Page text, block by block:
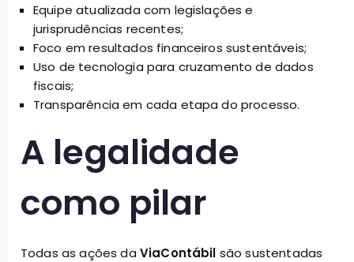
Equipe atualizada com legislações e
jurisprudências recentes;
Foco em resultados financeiros sustentáveis;
Uso de tecnologia para cruzamento de dados
fiscais;
Transparência em cada etapa do processo.
A legalidade
como pilar
Todas as ações da ViaContábil são sustentadas